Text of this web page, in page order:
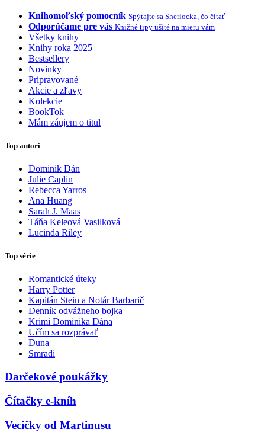
Knihomoľský pomocník Spýtajte sa Sherlocka, čo čítať
Odporúčame pre vás Knižné tipy ušité na mieru vám
Všetky knihy
Knihy roka 2025
Bestsellery
Novinky
Pripravované
Akcie a zľavy
Kolekcie
BookTok
Mám záujem o titul
Top autori
Dominik Dán
Julie Caplin
Rebecca Yarros
Ana Huang
Sarah J. Maas
Táňa Keleová Vasilková
Lucinda Riley
Top série
Romantické úteky
Harry Potter
Kapitán Stein a Notár Barbarič
Denník odvážneho bojka
Krimi Dominika Dána
Učím sa rozprávať
Duna
Smradi
Darčekové poukážky
Čítačky e-kníh
Vecičky od Martinusu